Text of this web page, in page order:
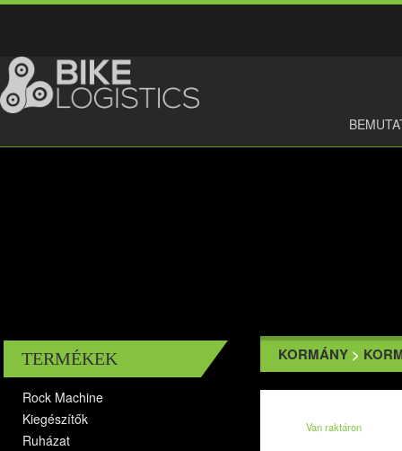
TERMÉKEK
Rock Machine
Kiegészítők
Ruházat
KORMÁNY >
Van raktáron